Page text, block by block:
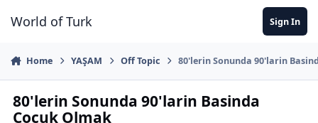
World of Turk Sign In
Home YAŞAM Off Topic 80'lerin Sonunda 90'larin
80'lerin Sonunda 90'larin Basinda
Cocuk Olmak